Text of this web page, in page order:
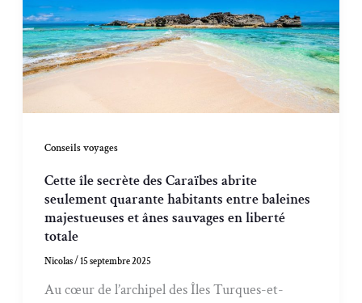
Conseils voyages
Cette île secrète des Caraïbes abrite
seulement quarante habitants entre baleines
majestueuses et ânes sauvages en liberté
totale
Nicolas/15 septembre 2025
Au cœur de l’archipel des Îles Turques-et-